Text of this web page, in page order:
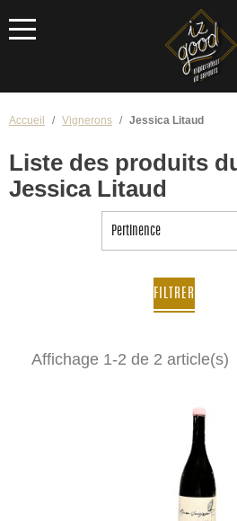
Menu
Accueil Vignerons Jessica Litaud
Liste des produits
Jessica Litaud
Pertinence
FILTRER
Affichage 1-2 de 2 article(s)